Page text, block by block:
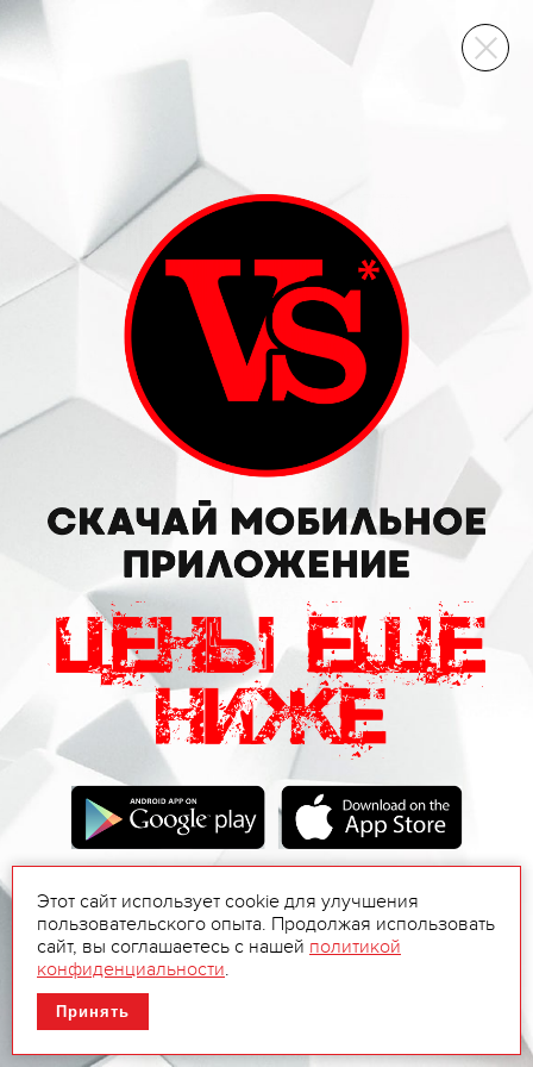
ВИННЫЙ СКЛАД
Этот сайт использует cookie для улучшения
пользовательского опыта. Продолжая использовать
сайт, вы соглашаетесь с нашей политикой
конфиденциальности.
Принять